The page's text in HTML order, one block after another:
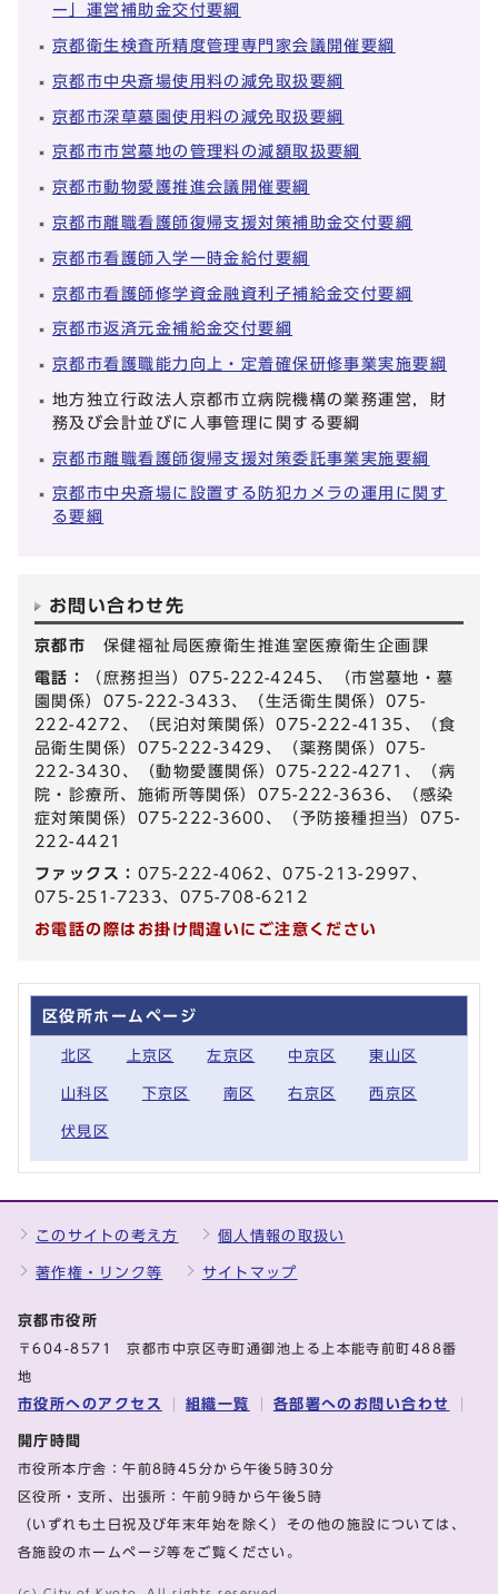
ー」運営補助金交付要綱
京都衛生検査所精度管理専門家会議開催要綱
京都市中央斎場使用料の減免取扱要綱
京都市深草墓園使用料の減免取扱要綱
京都市市営墓地の管理料の減額取扱要綱
京都市動物愛護推進会議開催要綱
京都市離職看護師復帰支援対策補助金交付要綱
京都市看護師入学一時金給付要綱
京都市看護師修学資金融資利子補給金交付要綱
京都市返済元金補給金交付要綱
京都市看護職能力向上・定着確保研修事業実施要綱
地方独立行政法人京都市立病院機構の業務運営，財
務及び会計並びに人事管理に関する要綱
京都市離職看護師復帰支援対策委託事業実施要綱
京都市中央斎場に設置する防犯カメラの運用に関す
る要綱
お問い合わせ先
京都市 保健福祉局医療衛生推進室医療衛生企画課
電話：
（庶務担当）075-222-4245、（市営墓地・墓
園関係）075-222-3433、（生活衛生関係）075-
222-4272、（民泊対策関係）075-222-4135、（食
品衛生関係）075-222-3429、（薬務関係）075-
222-3430、（動物愛護関係）075-222-4271、（病
院・診療所、施術所等関係）075-222-3636、（感染
症対策関係）075-222-3600、（予防接種担当）075-
222-4421
ファックス： 075-222-4062、075-213-2997、
075-251-7233、075-708-6212
お電話の際はお掛け間違いにご注意ください
区役所ホームページ
北区 上京区 左京区 中京区 東山区
山科区 下京区 南区 右京区 西京区
伏見区
このサイトの考え方 個人情報の取扱い
著作権・リンク等 サイトマップ
京都市役所
〒604-8571 京都市中京区寺町通御池上る上本能寺前町488番
地
市役所へのアクセス 組織一覧 各部署へのお問い合わせ
開庁時間
市役所本庁舎：午前8時45分から午後5時30分
区役所・支所、出張所：午前9時から午後5時
（いずれも土日祝及び年末年始を除く）その他の施設については、
各施設のホームページ等をご覧ください。